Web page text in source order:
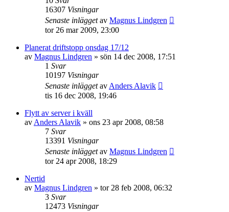
16307 Visningar
Senaste inläggetav Magnus Lindgren
tor 26 mar 2009, 23:00
Planerat driftstopp onsdag 17/12
av Magnus Lindgren » sön 14 dec 2008, 17:51
1 Svar
10197 Visningar
Senaste inläggetav Anders Alavik
tis 16 dec 2008, 19:46
Flytt av server i kväll
av Anders Alavik » ons 23 apr 2008, 08:58
7 Svar
13391 Visningar
Senaste inläggetav Magnus Lindgren
tor 24 apr 2008, 18:29
Nertid
av Magnus Lindgren » tor 28 feb 2008, 06:32
3 Svar
12473 Visningar